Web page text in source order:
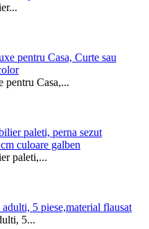
pentru Casa,...
paleti,...
5...